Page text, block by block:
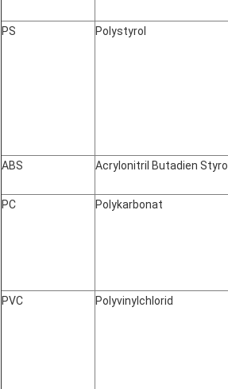
PS
Polystyrol
ABS
Acrylonitril Butadien Styrol
PC
Polykarbonat
PVC
Polyvinylchlorid